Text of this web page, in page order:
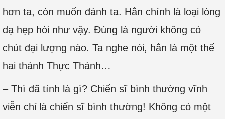
hơn ta, còn muốn đánh ta. Hắn chính là loại lòng
dạ hẹp hòi như vậy. Đúng là người không có
chút đại lượng nào. Ta nghe nói, hắn là một thể
hai thánh Thực Thánh…
– Thì đã tính là gì? Chiến sĩ bình thường vĩnh
viễn chỉ là chiến sĩ bình thường! Không có một